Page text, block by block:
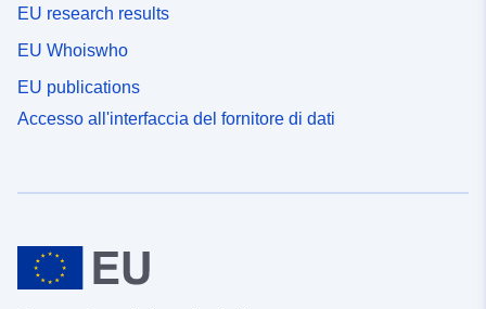
EU research results
EU Whoiswho
EU publications
Accesso all'interfaccia del fornitore di dati